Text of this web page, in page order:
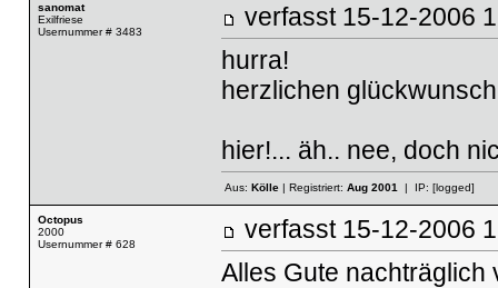
sanomat
Exilfriese
Usernummer # 3483
verfasst 15-12-
hurra!
herzlichen
hier!... äh.. nee, doch
Aus: Kölle| Registriert: Aug 2001| IP: [logged]
Octopus
2000
Usernummer # 628
verfasst 15-12-
Alles Gute nachträglich